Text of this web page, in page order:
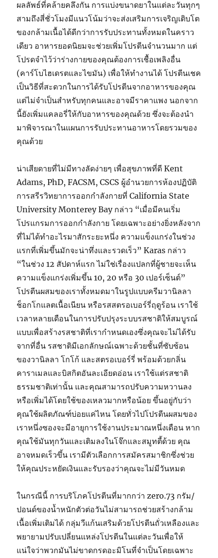
ผลลัพธ์ที่คล้ายคลึงกัน การแบ่งขนาดยาในแต่ละวันทุกๆ
สามถึงสี่ชั่วโมงมีแนวโน้มว่าจะส่งเสริมการเจริญเติบโต
ของกล้ามเนื้อได้ดีกว่าการรับประทานทั้งหมดในคราว
เดียว อาหารยอดนิยมจะช่วยเพิ่มโปรตีนจำนวนมาก แต่
โปรดจำไว้ว่าร่างกายของคุณต้องการเชื้อเพลิงอื่น
(คาร์โบไฮเดรตและไขมัน) เพื่อให้ทำงานได้ โปรตีนเชค
เป็นวิธีที่สะดวกในการได้รับโปรตีนจากอาหารของคุณ
แต่ไม่จำเป็นสำหรับทุกคนและอาจมีราคาแพง นอกจาก
นี้ยังเพิ่มแคลอรี่ให้กับอาหารของคุณด้วย ซึ่งจะต้องนำ
มาพิจารณาในแผนการรับประทานอาหารโดยรวมของ
คุณด้วย
น่าเสียดายที่ไม่มีทางลัดง่ายๆ เพื่อสุขภาพที่ดี Kent
Adams, PhD, FACSM, CSCS ผู้อำนวยการห้องปฏิบัติ
การสรีรวิทยาการออกกำลังกายที่ California State
University Monterey Bay กล่าว “เมื่อมีคนเริ่ม
โปรแกรมการออกกำลังกาย โดยเฉพาะอย่างยิ่งหลังจาก
ที่ไม่ได้ทำอะไรมาสักระยะหนึ่ง ความแข็งแกร่งในช่วง
แรกที่เพิ่มขึ้นมักจะน่าทึ่งและรวดเร็ว” Karas กล่าว
“ในช่วง 12 สัปดาห์แรก ไม่ใช่เรื่องแปลกที่ผู้ชายจะเห็น
ความแข็งแกร่งเพิ่มขึ้น 10, 20 หรือ 30 เปอร์เซ็นต์”
โปรตีนผสมของเราทั้งหมดมาในรูปแบบครีมวานิลลา
ช็อกโกแลตเนื้อเนียน หรือรสสตรอเบอร์รี่ฤดูร้อน เราใช้
เวลาหลายเดือนในการปรับปรุงระบบรสชาติให้สมบูรณ์
แบบเพื่อสร้างรสชาติที่เรากำหนดเองซึ่งคุณจะไม่ได้รับ
จากที่อื่น รสชาติมีเอกลักษณ์เฉพาะด้วยชั้นที่ซับซ้อน
ของวานิลลา โกโก้ และสตรอเบอร์รี่ พร้อมด้วยกลิ่น
คาราเมลและบิสกิตอันละเอียดอ่อน เราใช้แต่รสชาติ
ธรรมชาติเท่านั้น และคุณสามารถปรับความหวานลง
หรือเพิ่มได้โดยใช้ของเหลวมากหรือน้อย ขึ้นอยู่กับว่า
คุณใช้ผลิตภัณฑ์บ่อยแค่ไหน โดยทั่วไปโปรตีนผสมของ
เราหนึ่งซองจะมีอายุการใช้งานประมาณหนึ่งเดือน หาก
คุณใช้มันทุกวันและเติมลงในโจ๊กและสมูทตี้ด้วย คุณ
อาจหมดเร็วขึ้น เรามีตัวเลือกการสมัครสมาชิกซึ่งช่วย
ให้คุณประหยัดเงินและรับรองว่าคุณจะไม่มีวันหมด
ในกรณีนี้ การบริโภคโปรตีนที่มากกว่า zero.73 กรัม/
ปอนด์ของน้ำหนักตัวต่อวันไม่สามารถช่วยสร้างกล้าม
เนื้อเพิ่มเติมได้ กลุ่มวีแก้นเสริมด้วยโปรตีนถั่วเหลืองและ
พยายามปรับเปลี่ยนแหล่งโปรตีนในแต่ละวันเพื่อให้
แน่ใจว่าพวกมันไม่ขาดกรดอะมิโนที่จำเป็นโดยเฉพาะ